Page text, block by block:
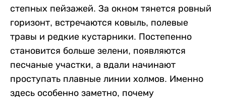
степных пейзажей. За окном тянется ровный
горизонт, встречаются ковыль, полевые
травы и редкие кустарники. Постепенно
становится больше зелени, появляются
песчаные участки, а вдали начинают
проступать плавные линии холмов. Именно
здесь особенно заметно, почему